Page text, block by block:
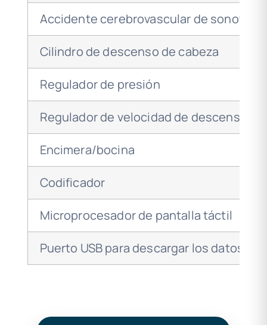
Accidente cerebrovascular de
Cilindro de descenso de cabeza
Regulador de presión
Regulador de velocidad de descenso
Encimera/bocina
Codificador
Microprocesador de pantalla táctil
Puerto USB para descargar los datos de